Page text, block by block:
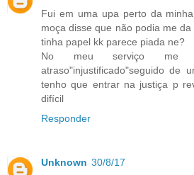
Fui em uma upa perto da
moça disse que não podia me
tinha papel kk parece piada ne?
No meu serviço me
atraso"injustificado"seguido de
tenho que entrar na justiça p
difícil
Responder
Unknown 30/8/17